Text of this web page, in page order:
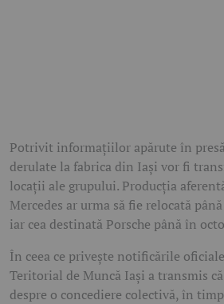
Potrivit informațiilor apărute în
derulate la fabrica din Iași vor fi
locații ale grupului. Producția
Mercedes ar urma să fie relocată
iar cea destinată Porsche până în
În ceea ce privește notificările
Teritorial de Muncă Iași a transmis
despre o concediere colectivă, în